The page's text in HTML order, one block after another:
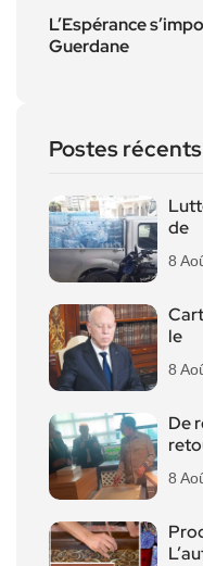
L’Espérance
Guerdane
Postes récents
de
8
le
8
De
8